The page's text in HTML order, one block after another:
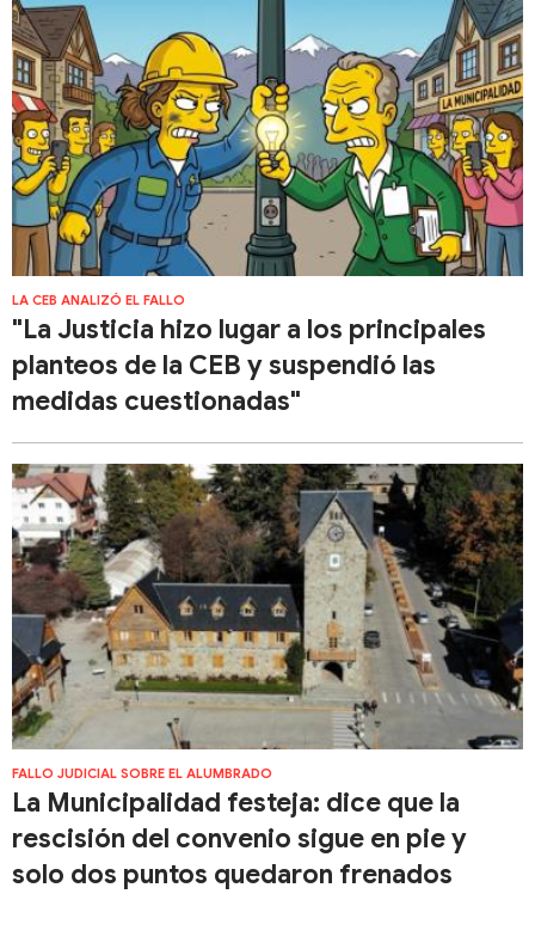
LA CEB ANALIZÓ EL FALLO
"La Justicia hizo lugar a los principales
planteos de la CEB y suspendió las
medidas cuestionadas"
FALLO JUDICIAL SOBRE EL ALUMBRADO
La Municipalidad festeja: dice que la
rescisión del convenio sigue en pie y
solo dos puntos quedaron frenados